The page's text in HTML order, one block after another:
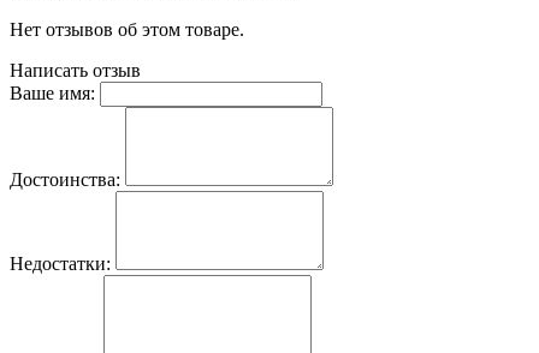
Нет отзывов об этом товаре.
Написать отзыв
Ваше имя:
Достоинства:
Недостатки: